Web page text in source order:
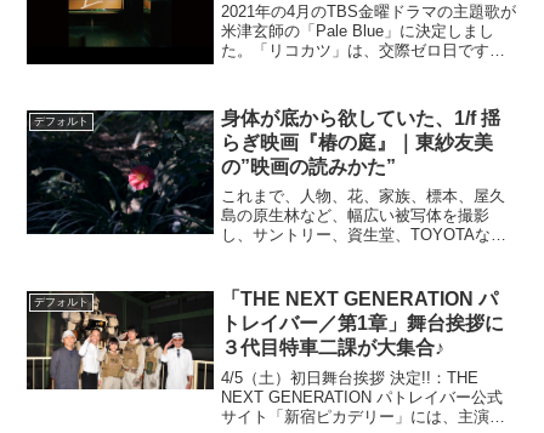
2021年の4月のTBS金曜ドラマの主題歌が
米津玄師の「Pale Blue」に決定しまし
た。「リコカツ」は、交際ゼロ日ですぐ
を開始するラブコメディ。北川景子と永
山...
デフォルト
身体が底から欲していた、1/f 揺
らぎ映画『椿の庭』｜東紗友美
の”映画の読みかた”
これまで、人物、花、家族、標本、屋久
島の原生林など、幅広い被写体を撮影
し、サントリー、資生堂、TOYOTAなど
初めてメガホンをとった映画作品『椿の
庭』は、構想から15年を...
デフォルト
「THE NEXT GENERATION パ
トレイバー／第1章」舞台挨拶に
３代目特車二課が大集合♪
4/5（土）初日舞台挨拶 決定!!：THE
NEXT GENERATION パトレイバー公式
サイト「新宿ピカデリー」には、主演の